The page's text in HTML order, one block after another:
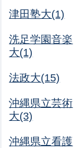
津田塾大(1)
洗足学園音楽
大(1)
法政大(15)
沖縄県立芸術
大(3)
沖縄県立看護